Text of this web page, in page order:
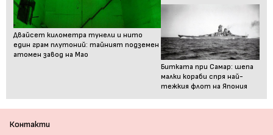
Двайсет километра тунели и нито
един грам плутоний: тайният подземен
атомен завод на Мао
Битката при Самар: шепа
малки кораби спря най-
тежкия флот на Япония
Контакти